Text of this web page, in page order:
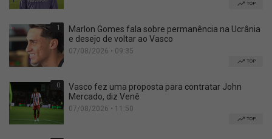
TOP
1
Marlon Gomes fala sobre permanência na Ucrânia
e desejo de voltar ao Vasco
07/08/2026 • 09:35
TOP
0
Vasco fez uma proposta para contratar John
Mercado, diz Venê
07/08/2026 • 11:50
TOP